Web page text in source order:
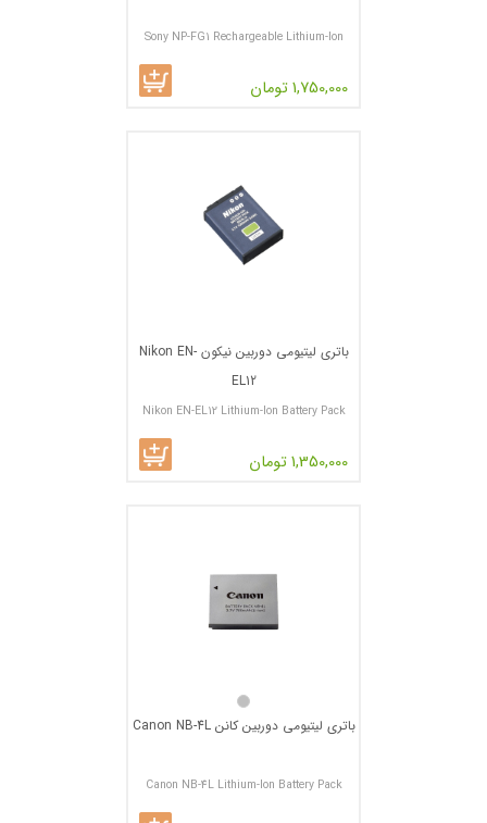
Sony NP-FG1 Rechargeable Lithium-Ion
1,750,000 تومان
باتری لیتیومی دوربین نیکون Nikon EN-
EL12
Nikon EN-EL12 Lithium-Ion Battery Pack
1,350,000 تومان
باتری لیتیومی دوربین کانن Canon NB-4L
Canon NB-4L Lithium-Ion Battery Pack